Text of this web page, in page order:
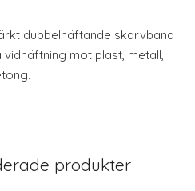
dubbelhäftande skarvband
mot plast, metall,
produkter